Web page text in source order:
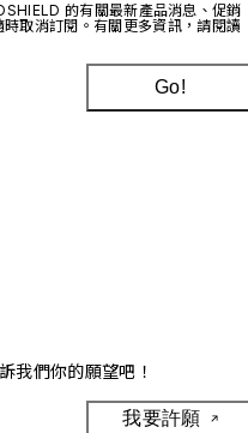
的有關最新產品消息、促銷
取消訂閱。有關更多資訊，請閱讀
Go!
我們你的願望吧！
我要許願